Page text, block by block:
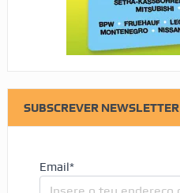
SUBSCREVER NEWSLETTER
Email*